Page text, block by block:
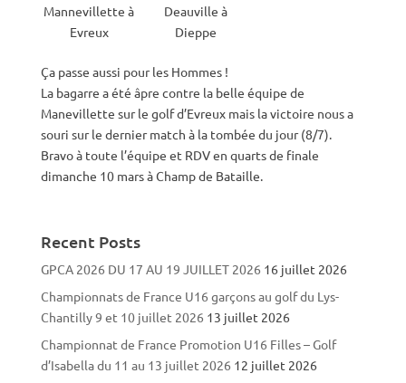
Mannevillette à
Evreux
Deauville à
Dieppe
Ça passe aussi pour les Hommes !
La bagarre a été âpre contre la belle équipe de
Manevillette sur le golf d’Evreux mais la victoire nous a
souri sur le dernier match à la tombée du jour (8/7).
Bravo à toute l’équipe et RDV en quarts de finale
dimanche 10 mars à Champ de Bataille.
Recent Posts
GPCA 2026 DU 17 AU 19 JUILLET 2026 16 juillet 2026
Championnats de France U16 garçons au golf du Lys-
Chantilly 9 et 10 juillet 2026 13 juillet 2026
Championnat de France Promotion U16 Filles – Golf
d’Isabella du 11 au 13 juillet 2026 12 juillet 2026